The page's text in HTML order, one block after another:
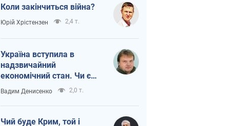
Коли закінчиться війна?
Юрій Хрістензен 2,4 т.
Україна вступила в
надзвичайний
економічний стан. Чи є
світло вкінці тунелю?
Вадим Денисенко 2,0 т.
Чий буде Крим, той і